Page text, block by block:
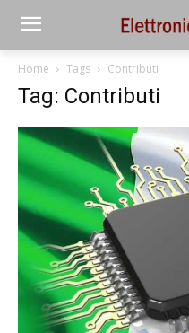
Home Tags Contributi
Tag: Contributi